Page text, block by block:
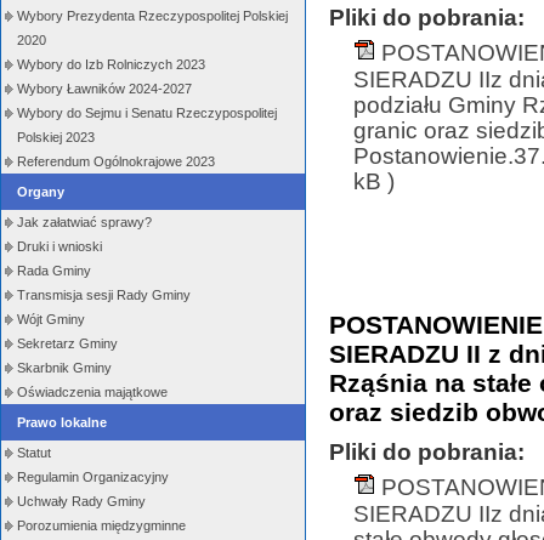
Wybory Prezydenta Rzeczypospolitej Polskiej
2020
Wybory do Izb Rolniczych 2023
Wybory Ławników 2024-2027
Wybory do Sejmu i Senatu Rzeczypospolitej
Polskiej 2023
Referendum Ogólnokrajowe 2023
Organy
Jak załatwiać sprawy?
Druki i wnioski
Rada Gminy
Transmisja sesji Rady Gminy
Wójt Gminy
Sekretarz Gminy
Skarbnik Gminy
Oświadczenia majątkowe
Prawo lokalne
Statut
Regulamin Organizacyjny
Uchwały Rady Gminy
Porozumienia międzygminne
Pliki do pobrania:
SIERADZU IIz
podziału Gminy
granic oraz
kB )
SIERADZU II z
Rząśnia na
oraz siedzib
Pliki do pobrania:
SIERADZU IIz